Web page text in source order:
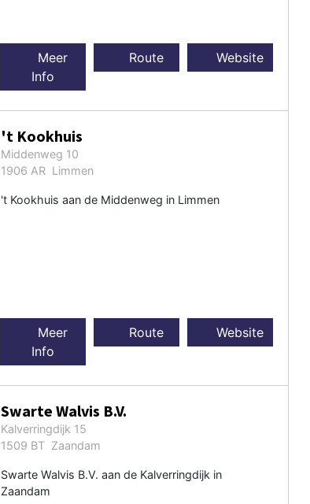
Meer
Info
Route Website
't Kookhuis
Middenweg 10
1906 AR Limmen
't Kookhuis aan de Middenweg in Limmen
Meer
Info
Route Website
Swarte Walvis B.V.
Kalverringdijk 15
1509 BT Zaandam
Swarte Walvis B.V. aan de Kalverringdijk in
Zaandam